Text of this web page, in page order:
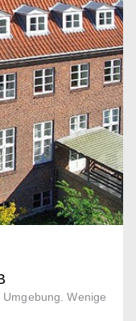
Wenige